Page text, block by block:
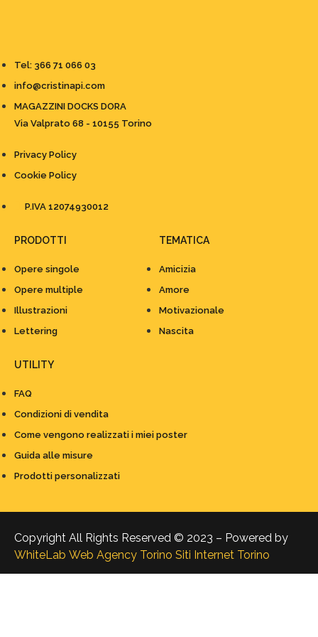
Tel: 366 71 066 03
info@cristinapi.com
MAGAZZINI DOCKS DORA
Via Valprato 68 - 10155 Torino
Privacy Policy
Cookie Policy
P.IVA 12074930012
PRODOTTI
Opere singole
Opere multiple
Illustrazioni
Lettering
TEMATICA
Amicizia
Amore
Motivazionale
Nascita
UTILITY
FAQ
Condizioni di vendita
Come vengono realizzati i miei poster
Guida alle misure
Prodotti personalizzati
Copyright All Rights Reserved © 2023 – Powered by
WhiteLab Web Agency Torino Siti Internet Torino